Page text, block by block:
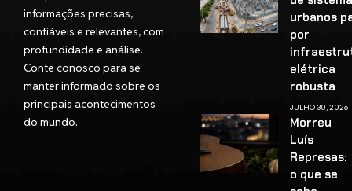
informações precisas,
confiáveis e relevantes, com
profundidade e análise.
Conte conosco para se
manter informado sobre os
principais acontecimentos
do mundo.
urbanos
por
elétrica
robusta
JULHO 30, 2026
Morreu
Luís
Represas:
o que se